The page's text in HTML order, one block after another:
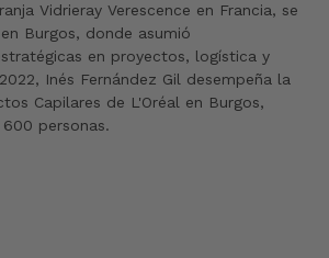
Vidrieray Verescence en Francia, se
Burgos, donde asumió
en proyectos, logística y
2022, Inés Fernández Gil desempeña la
Capilares de L'Oréal en Burgos,
personas.